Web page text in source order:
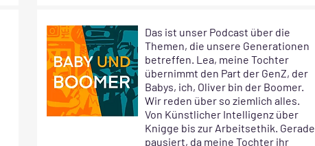
Das ist unser Podcast über die
Themen, die unsere Generationen
betreffen. Lea, meine Tochter
übernimmt den Part der GenZ, der
Babys, ich, Oliver bin der Boomer.
Wir reden über so ziemlich alles.
Von Künstlicher Intelligenz über
Knigge bis zur Arbeitsethik. Gerade
pausiert, da meine Tochter ihr